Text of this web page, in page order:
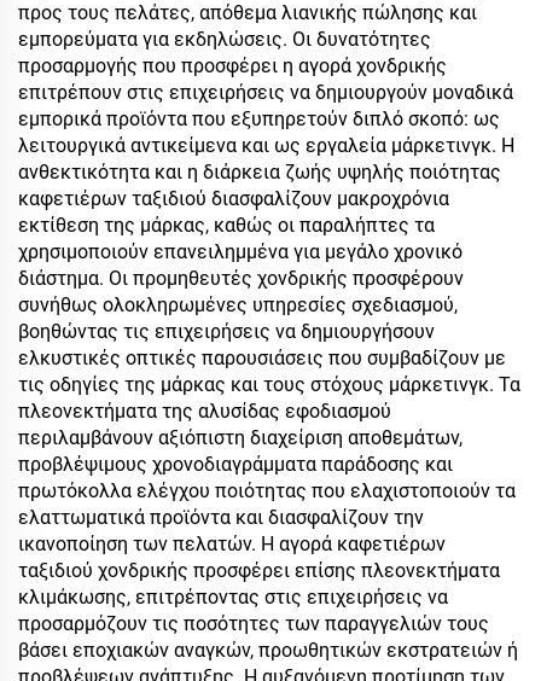
προς τους πελάτες, απόθεμα λιανικής πώλησης και
εμπορεύματα για εκδηλώσεις. Οι δυνατότητες
προσαρμογής που προσφέρει η αγορά χονδρικής
επιτρέπουν στις επιχειρήσεις να δημιουργούν μοναδικά
εμπορικά προϊόντα που εξυπηρετούν διπλό σκοπό: ως
λειτουργικά αντικείμενα και ως εργαλεία μάρκετινγκ. Η
ανθεκτικότητα και η διάρκεια ζωής υψηλής ποιότητας
καφετιέρων ταξιδιού διασφαλίζουν μακροχρόνια
εκτίθεση της μάρκας, καθώς οι παραλήπτες τα
χρησιμοποιούν επανειλημμένα για μεγάλο χρονικό
διάστημα. Οι προμηθευτές χονδρικής προσφέρουν
συνήθως ολοκληρωμένες υπηρεσίες σχεδιασμού,
βοηθώντας τις επιχειρήσεις να δημιουργήσουν
ελκυστικές οπτικές παρουσιάσεις που συμβαδίζουν με
τις οδηγίες της μάρκας και τους στόχους μάρκετινγκ. Τα
πλεονεκτήματα της αλυσίδας εφοδιασμού
περιλαμβάνουν αξιόπιστη διαχείριση αποθεμάτων,
προβλέψιμους χρονοδιαγράμματα παράδοσης και
πρωτόκολλα ελέγχου ποιότητας που ελαχιστοποιούν τα
ελαττωματικά προϊόντα και διασφαλίζουν την
ικανοποίηση των πελατών. Η αγορά καφετιέρων
ταξιδιού χονδρικής προσφέρει επίσης πλεονεκτήματα
κλιμάκωσης, επιτρέποντας στις επιχειρήσεις να
προσαρμόζουν τις ποσότητες των παραγγελιών τους
βάσει εποχιακών αναγκών, προωθητικών εκστρατειών ή